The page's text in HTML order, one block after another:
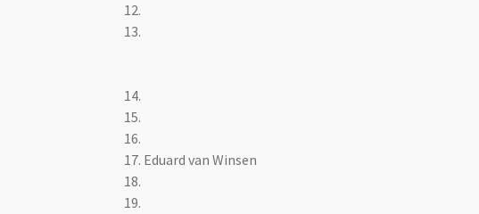
12.
13.
14.
15.
16.
17. Eduard van Winsen
18.
19.